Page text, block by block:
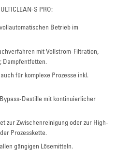
S PRO:
Betrieb im
mit Vollstrom-Filtration,
Dampfentfetten.
für komplexe Prozesse inkl.
Destille mit kontinuierlicher
zur Zwischenreinigung oder zur High-
Prozesskette.
gängigen Lösemitteln.